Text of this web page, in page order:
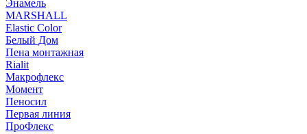
Энамель
MARSHALL
Elastic Color
Белый Дом
Пена монтажная
Rialit
Макрофлекс
Момент
Пеносил
Первая линия
ПроФлекс